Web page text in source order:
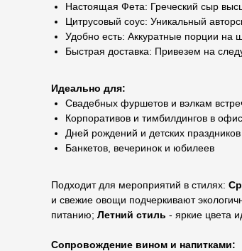
Настоящая Фета: Греческий сыр
Цитрусовый соус: Уникальный
Удобно есть: Аккуратные порции на
Быстрая доставка: Привезем на
Идеально для:
Свадебных фуршетов и вэлкам
Корпоративов и тимбилдингов в
Дней рождений и детских праздников
Банкетов, вечеринок и юбилеев
Подходит для мероприятий в стилях:
и свежие овощи подчеркивают
питанию; Летний стиль - яркие цвета
Сопровождение вином и напитками: